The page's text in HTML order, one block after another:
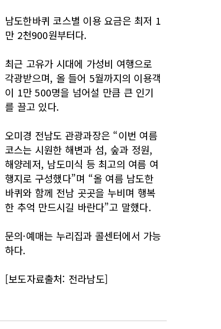
남도한바퀴 코스별 이용 요금은 최저 1
만 2천900원부터다.
최근 고유가 시대에 가성비 여행으로
각광받으며, 올 들어 5월까지의 이용객
이 1만 500명을 넘어설 만큼 큰 인기
를 끌고 있다.
오미경 전남도 관광과장은 “이번 여름
코스는 시원한 해변과 섬, 숲과 정원,
해양레저, 남도미식 등 최고의 여름 여
행지로 구성했다”며 “올 여름 남도한
바퀴와 함께 전남 곳곳을 누비며 행복
한 추억 만드시길 바란다”고 말했다.
문의·예매는 누리집과 콜센터에서 가능
하다.
[보도자료출처: 전라남도]